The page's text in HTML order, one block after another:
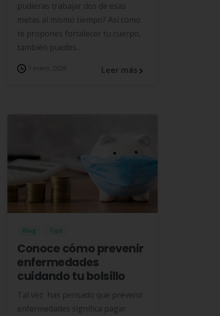
pudieras trabajar dos de esas
metas al mismo tiempo? Así como
te propones fortalecer tu cuerpo,
también puedes...
7 enero, 2026 Leer más
Blog Tips
Conoce cómo prevenir
enfermedades
cuidando tu bolsillo
Tal vez has pensado que prevenir
enfermedades significa pagar